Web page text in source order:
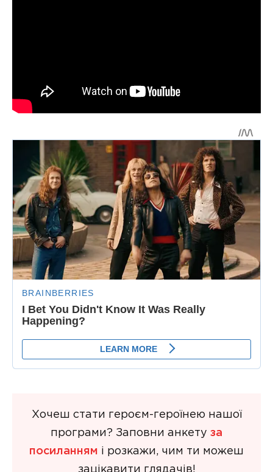
Хочеш стати героєм-героїнею нашої
програми? Заповни анкету за
посиланням і розкажи, чим ти можеш
зацікавити глядачів!